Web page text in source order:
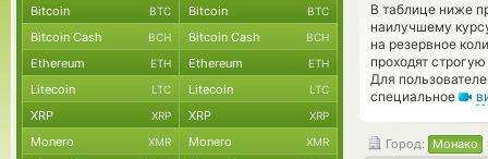
В таблице ниже
наилучшему
на резервное
проходят
Для
специальное
Город: Монако
Bitcoin BTC Bitcoin BTC
Bitcoin Cash BCH Bitcoin Cash BCH
Ethereum ETH Ethereum ETH
Litecoin LTC Litecoin LTC
XRP XRP XRP XRP
Monero XMR Monero XMR